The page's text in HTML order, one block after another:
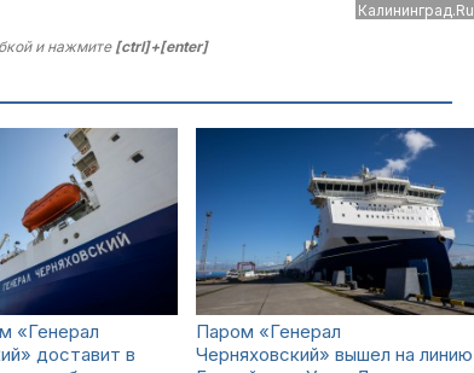
Калининград.Ru
и нажмите[ctrl]+[enter]
«Генерал
доставит в
Паром «Генерал
Черняховский» вышел на линию